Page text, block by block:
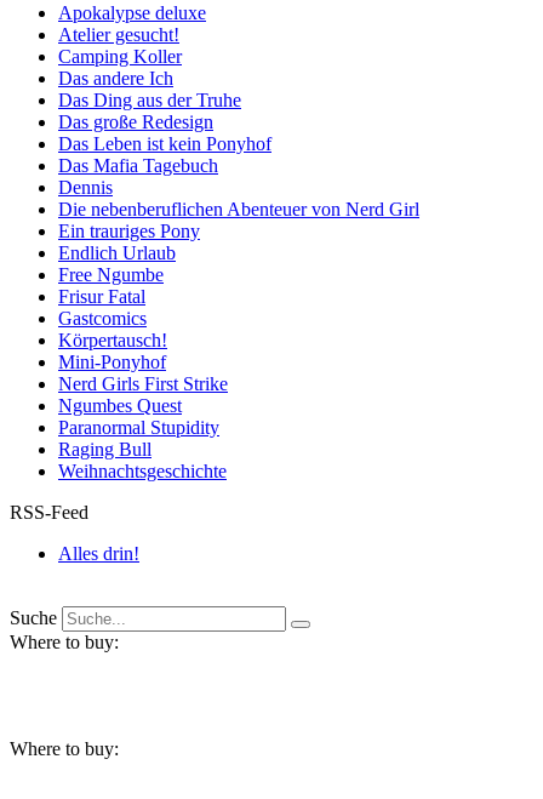
Apokalypse deluxe
Atelier gesucht!
Camping Koller
Das andere Ich
Das Ding aus der Truhe
Das große Redesign
Das Leben ist kein Ponyhof
Das Mafia Tagebuch
Dennis
Die nebenberuflichen Abenteuer von Nerd Girl
Ein trauriges Pony
Endlich Urlaub
Free Ngumbe
Frisur Fatal
Gastcomics
Körpertausch!
Mini-Ponyhof
Nerd Girls First Strike
Ngumbes Quest
Paranormal Stupidity
Raging Bull
Weihnachtsgeschichte
RSS-Feed
Alles drin!
Suche
Where to buy:
Where to buy: